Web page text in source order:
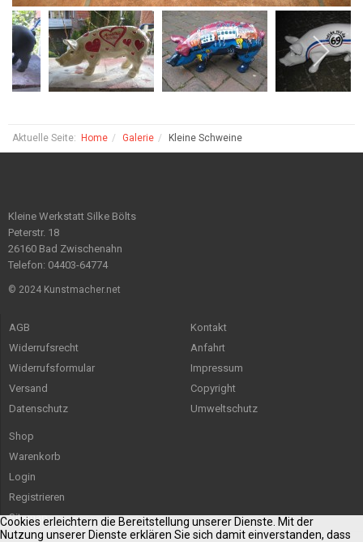
Aktuelle Seite: Home Galerie Kleine Schweine
Kleine Werkstatt Silke Bölts
Peterstr. 18
26160 Bad Zwischenahn
Telefon: 04403-64774
© 2024 Kunstmacher.net
AGB
Widerrufsrecht
Widerrufsformular
Versand
Datenschutz
Kontakt
Anfahrt
Impressum
Copyright
Umweltschutz
Shop
Warenkorb
Login
Registrieren
Sitemap
Cookies erleichtern die Bereitstellung unserer Dienste. Mit der
Nutzung unserer Dienste erklären Sie sich damit einverstanden, dass